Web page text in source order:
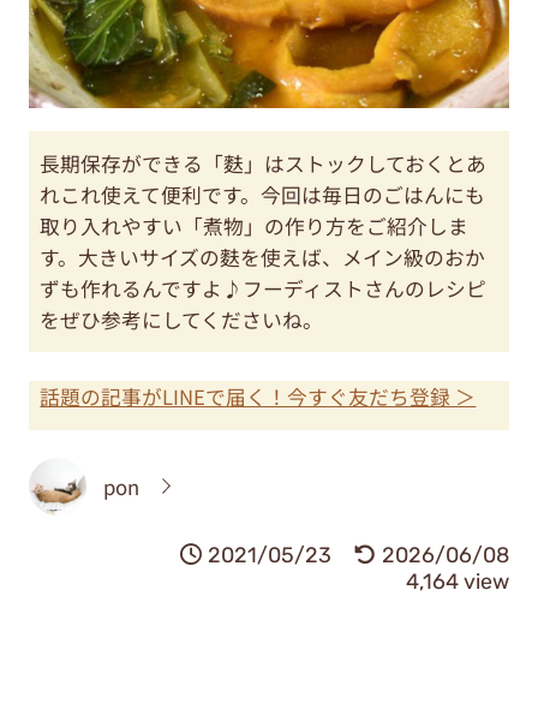
長期保存ができる「麩」はストックしておくとあ
れこれ使えて便利です。今回は毎日のごはんにも
取り入れやすい「煮物」の作り方をご紹介しま
す。大きいサイズの麩を使えば、メイン級のおか
ずも作れるんですよ♪フーディストさんのレシピ
をぜひ参考にしてくださいね。
話題の記事がLINEで届く！今すぐ友だち登録 ＞
pon
2021/05/23
2026/06/08
4,164 view